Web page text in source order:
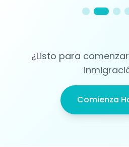
¿Listo para
Comienza